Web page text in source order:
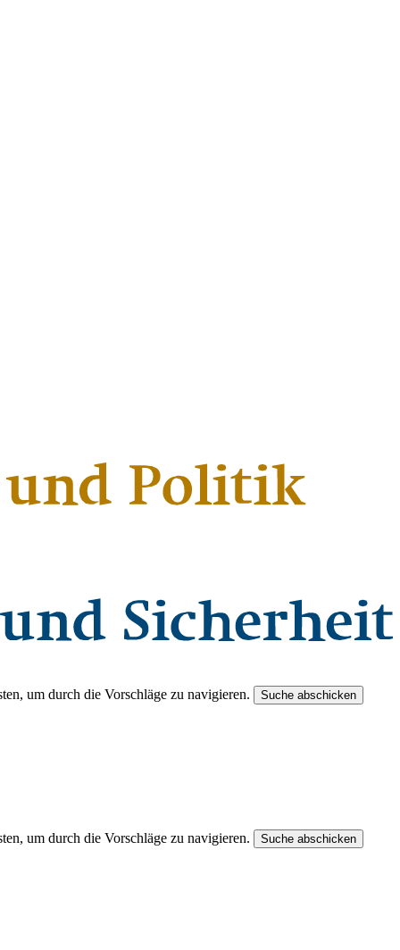
um durch die Vorschläge zu navigieren. Suche abschicken
um durch die Vorschläge zu navigieren. Suche abschicken